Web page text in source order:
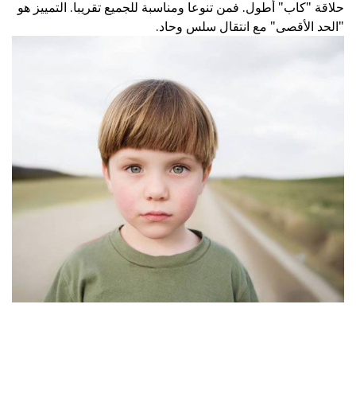
حلاقة "كاب" أطول. فمن تنوعا ومناسبة للجميع تقريبا. التمييز هو
"الحد الأقصى" مع انتقال سلس وحاد.